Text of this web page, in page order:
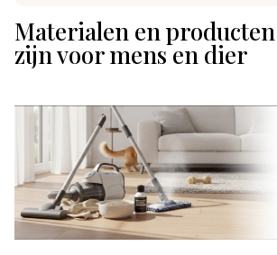
Materialen en
zijn voor mens en dier